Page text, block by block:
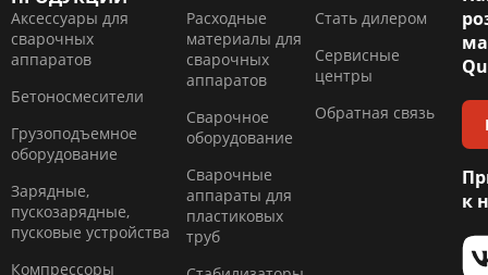
Аксессуары для
сварочных
аппаратов
Бетоносмесители
Грузоподъемное
оборудование
Зарядные,
пускозарядные,
пусковые устройства
Компресcоры
Расходные
материалы для
сварочных
аппаратов
Сварочное
оборудование
Сварочные
аппараты для
пластиковых
труб
Стать дилером
Сервисные
центры
Обратная связь
к